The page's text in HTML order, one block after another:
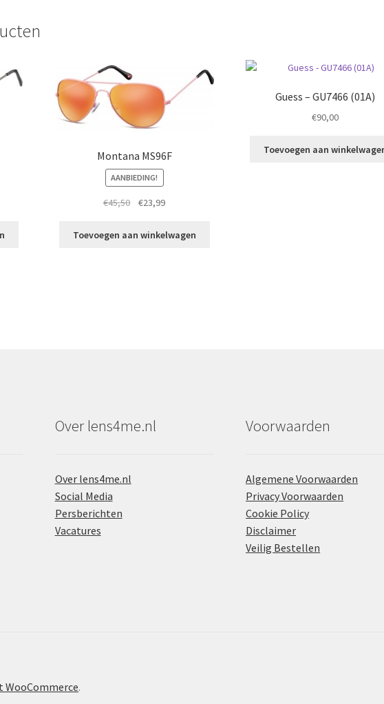
Montana MS96F
AANBIEDING!
€45,50
Oorspronkelijke
was:
€23,99Huidige
is:
Toevoegen aan winkelwagen
Guess – GU7466 (01A)
€90,00
Toevoegen aan
Over lens4me.nl
Over lens4me.nl
Social Media
Persberichten
Vacatures
Voorwaarden
Algemene Voorwaarden
Privacy Voorwaarden
Cookie Policy
Disclaimer
Veilig Bestellen
WooCommerce.